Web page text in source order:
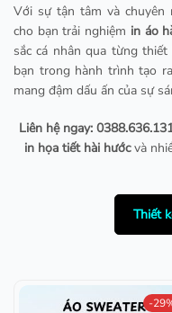
Với sự tận tâm và chuyên
cho bạn trải nghiệm in áo
sắc cá nhân qua từng
bạn trong hành trình tạo
mang đậm dấu ấn của sự
Liên hệ ngay:
in họa tiết hài hướcvà
Thiết
-